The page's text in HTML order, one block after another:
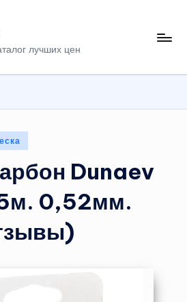
лучших цен
Dunaev
0,52мм.